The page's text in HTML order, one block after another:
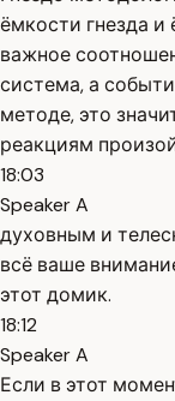
ёмкости гнезда и
важное
система, а
методе, это
реакциям
18:03
Speaker A
духовным и
всё ваше
этот домик.
18:12
Speaker A
Если в этот